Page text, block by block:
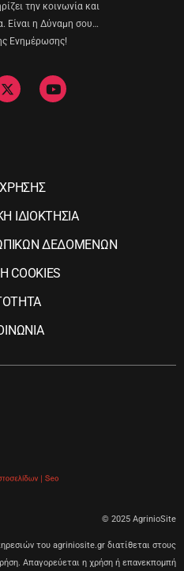
την κοινωνία και
Είναι η Δύναμη σου…
Ενημέρωσης!
ΙΔΙΟΚΤΗΣΙΑ
ΔΕΔΟΜΕΝΩΝ
COOKIES
© 2025 AgrinioSite
του agriniosite.gr διατίθεται στους
Απαγορεύεται η χρήση ή επανεκπομπή